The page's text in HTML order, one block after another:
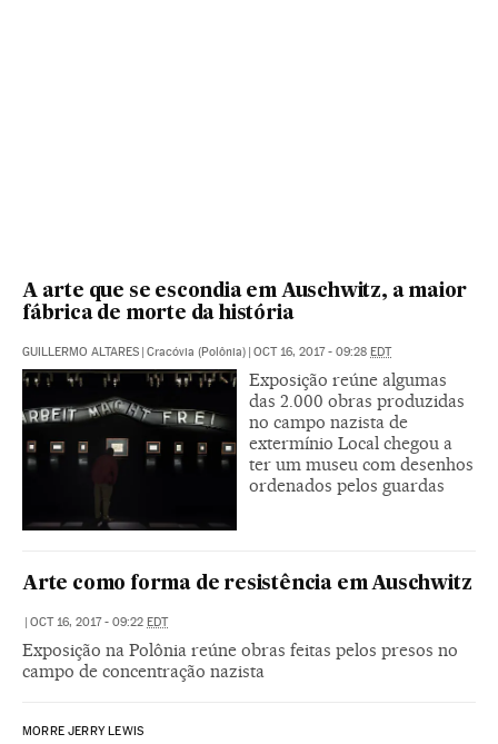
A arte que se escondia em Auschwitz, a maior
fábrica de morte da história
GUILLERMO ALTARES | Cracóvia (Polônia) | OCT 16, 2017 - 09:28 EDT
Exposição reúne algumas
das 2.000 obras produzidas
no campo nazista de
extermínio Local chegou a
ter um museu com desenhos
ordenados pelos guardas
Arte como forma de resistência em Auschwitz
| OCT 16, 2017 - 09:22 EDT
Exposição na Polônia reúne obras feitas pelos presos no
campo de concentração nazista
MORRE JERRY LEWIS